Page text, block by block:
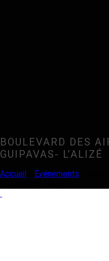
BOULEVARD DES
GUIPAVAS- L’ALIZÉ
Accueil Événements